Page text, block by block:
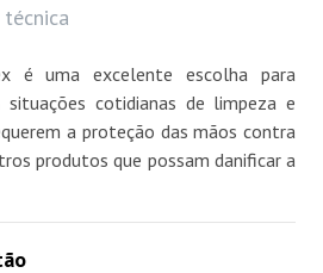
técnica
é uma excelente escolha para
cotidianas de limpeza e
a proteção das mãos contra
produtos que possam danificar a